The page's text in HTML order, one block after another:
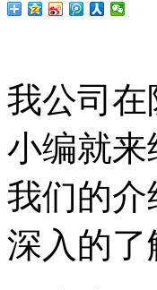
我公司
小编就
我们的
深入的了